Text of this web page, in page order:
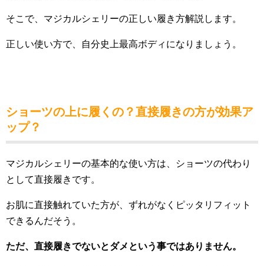
そこで、マジカルシェリーの正しい履き方解説します。
正しい使い方で、自分史上最高ボディになりましょう。
ショーツの上に履くの？直接履きの方が効果ア
ップ？
マジカルシェリーの基本的な使い方は、ショーツの代わり
として直接履きです。
お肌に直接触れていた方が、ずれがなくピッタリフィット
できるんだそう。
ただ、直接履きでないとダメという事ではありません。